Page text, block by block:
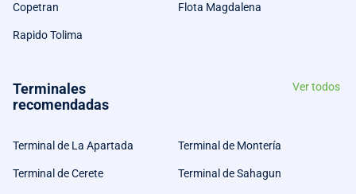
Copetran Flota Magdalena
Rapido Tolima
Terminales
recomendadas
Ver todos
Terminal de La Apartada Terminal de Montería
Terminal de Cerete Terminal de Sahagun